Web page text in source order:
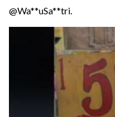
@Wa**uSa**tri.